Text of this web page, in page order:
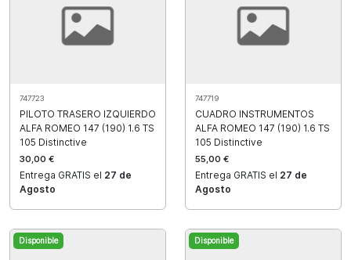
747723
PILOTO TRASERO IZQUIERDO
ALFA ROMEO 147 (190) 1.6 TS
105 Distinctive
30,00 €
Entrega GRATIS el 27 de
Agosto
747719
CUADRO INSTRUMENTOS
ALFA ROMEO 147 (190) 1.6 TS
105 Distinctive
55,00 €
Entrega GRATIS el 27 de
Agosto
Disponible Disponible